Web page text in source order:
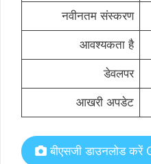
नवीनतम संस्करण
आवश्यकता है
डेवलपर
आखरी अपडेट
बीएसजी डाउनलोड